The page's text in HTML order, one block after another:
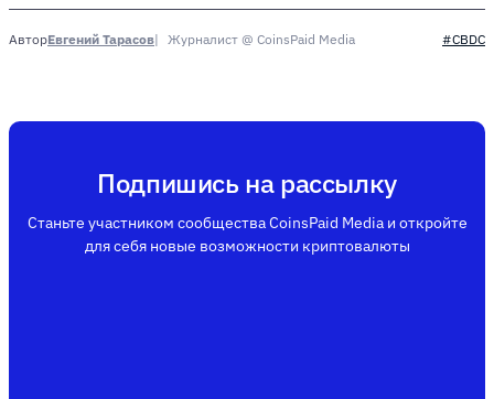
АвторЕвгений Тарасов Журналист @ CoinsPaid Media #CBDC
Подпишись на рассылку
Станьте участником сообщества CoinsPaid Media и откройте
для себя новые возможности криптовалюты